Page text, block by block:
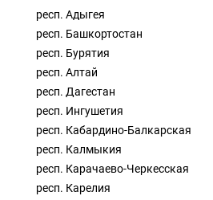
респ. Адыгея
респ. Башкортостан
респ. Бурятия
респ. Алтай
респ. Дагестан
респ. Ингушетия
респ. Кабардино-Балкарская
респ. Калмыкия
респ. Карачаево-Черкесская
респ. Карелия